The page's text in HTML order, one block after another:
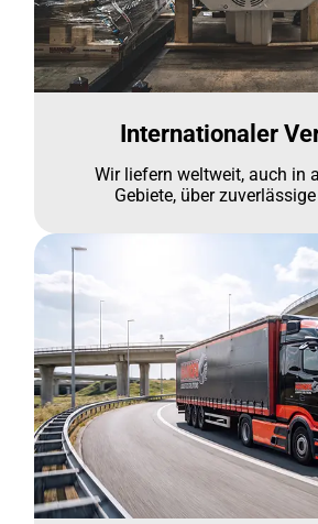
Internationaler
Wir liefern weltweit, auch in
Gebiete, über